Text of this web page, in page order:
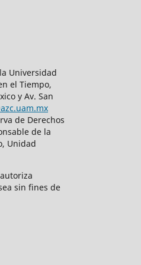
Universidad
el Tiempo,
y Av. San
de Derechos
de la
Unidad
sin fines de